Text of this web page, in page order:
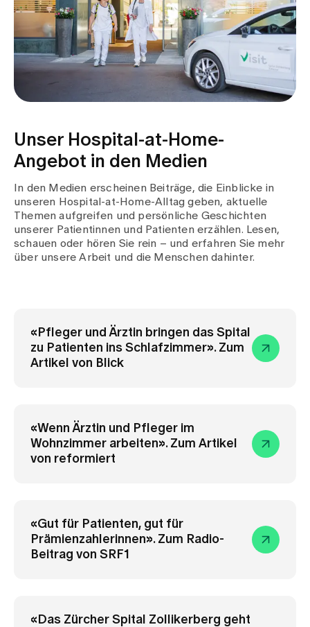
Unser Hospital-at-Home-
Angebot in den Medien
In den Medien erscheinen Beiträge, die Einblicke in
unseren Hospital-at-Home-Alltag geben, aktuelle
Themen aufgreifen und persönliche Geschichten
unserer Patientinnen und Patienten erzählen. Lesen,
schauen oder hören Sie rein – und erfahren Sie mehr
über unsere Arbeit und die Menschen dahinter.
«Pfleger und Ärztin bringen das Spital
zu Patienten ins Schlafzimmer». Zum
Artikel von Blick
«Wenn Ärztin und Pfleger im
Wohnzimmer arbeiten». Zum Artikel
von reformiert
«Gut für Patienten, gut für
Prämienzahlerinnen». Zum Radio-
Beitrag von SRF1
«Das Zürcher Spital Zollikerberg geht